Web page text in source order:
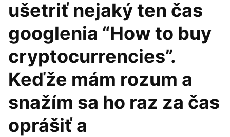
ušetriť nejaký ten čas
googlenia “How to buy
cryptocurrencies”.
Keďže mám rozum a
snažím sa ho raz za čas
oprášiť a